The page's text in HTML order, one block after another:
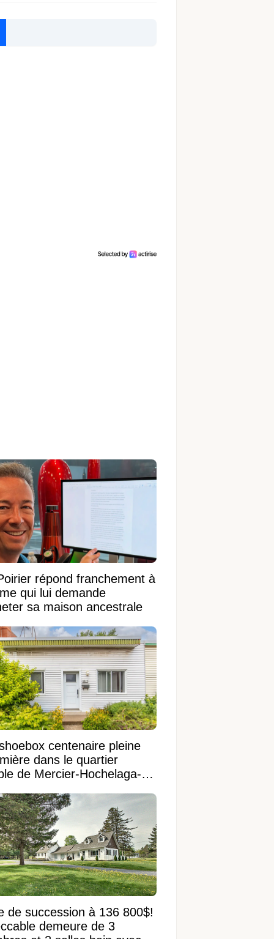
répond franchement à
qui lui demande
sa maison ancestrale
centenaire pleine
dans le quartier
de Mercier-Hochelaga-
de succession à 136 800$!
demeure de 3